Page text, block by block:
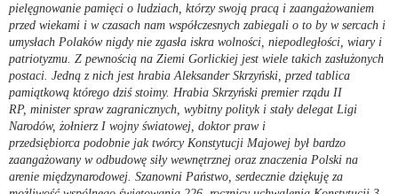
pielęgnowanie pamięci o ludziach, którzy swoją pracą i zaangażowaniem
przed wiekami i w czasach nam współczesnych zabiegali o to by w sercach i
umysłach Polaków nigdy nie zgasła iskra wolności, niepodległości, wiary i
patriotyzmu. Z pewnością na Ziemi Gorlickiej jest wiele takich zasłużonych
postaci. Jedną z nich jest hrabia Aleksander Skrzyński, przed tablica
pamiątkową którego dziś stoimy. Hrabia Skrzyński premier rządu II
RP, minister spraw zagranicznych, wybitny polityk i stały delegat Ligi
Narodów, żołnierz I wojny światowej, doktor praw i
przedsiębiorca podobnie jak twórcy Konstytucji Majowej był bardzo
zaangażowany w odbudowę siły wewnętrznej oraz znaczenia Polski na
arenie międzynarodowej. Szanowni Państwo, serdecznie dziękuję za